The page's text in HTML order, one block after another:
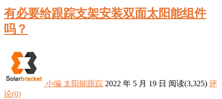
有必要给跟踪支架安装双面太阳能组件
吗？
小编 太阳能跟踪 2022 年 5 月 19 日 阅读(3,325) 评
论(0)